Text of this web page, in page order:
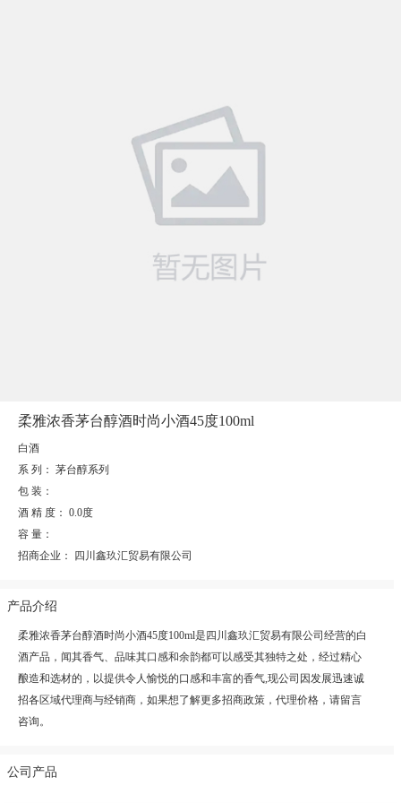
柔雅浓香茅台醇酒时尚小酒45度100ml
白酒
系 列： 茅台醇系列
包 装：
酒 精 度： 0.0度
容 量：
招商企业：
四川鑫玖汇贸易有限公司
产品介绍
柔雅浓香茅台醇酒时尚小酒45度100ml是四川鑫玖汇贸易有限公司经营的白
酒产品，闻其香气、品味其口感和余韵都可以感受其独特之处，经过精心
酿造和选材的，以提供令人愉悦的口感和丰富的香气,现公司因发展迅速诚
招各区域代理商与经销商，如果想了解更多招商政策，代理价格，请留言
咨询。
公司产品